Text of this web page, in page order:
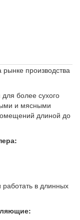
производства
для более сухого
и мясными
длиной до
в длинных